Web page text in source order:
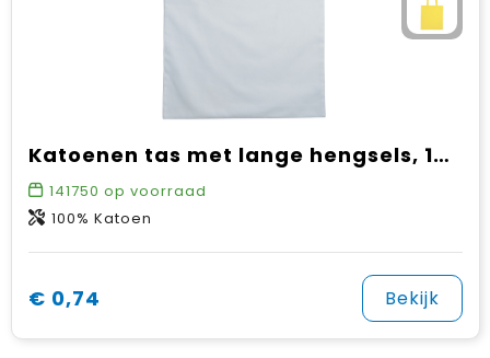
Katoenen tas met lange hengsels, 140 gr/m²
141750 op voorraad
100% Katoen
€ 0,74 Bekijk